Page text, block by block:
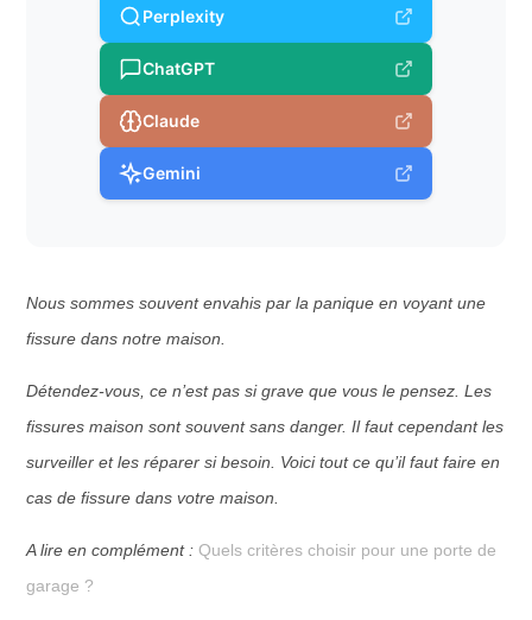
Perplexity
ChatGPT
Claude
Gemini
Nous sommes souvent envahis par la panique en voyant une
fissure dans notre maison.
Détendez-vous, ce n’est pas si grave que vous le pensez. Les
fissures maison sont souvent sans danger. Il faut cependant les
surveiller et les réparer si besoin. Voici tout ce qu’il faut faire en
cas de fissure dans votre maison.
A lire en complément : Quels critères choisir pour une porte de
garage ?